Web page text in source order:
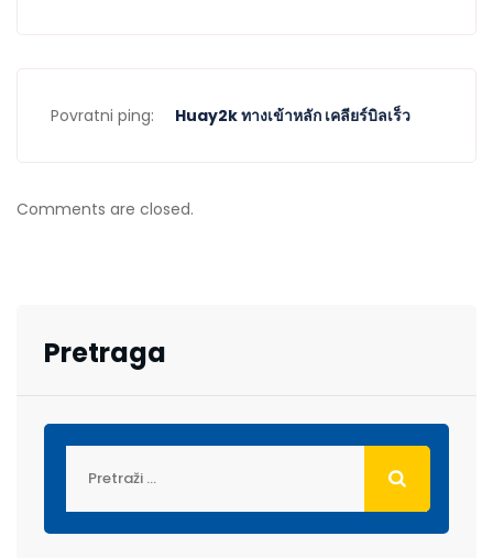
Povratni ping: Huay2k ทางเข้าหลัก เคลียร์บิลเร็ว
Comments are closed.
Pretraga